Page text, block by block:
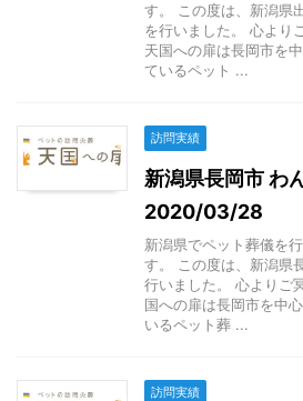
す。 この度は、新潟県
を行いました。 心より
天国への扉は長岡市を
ているペット ...
訪問実績
新潟県長岡市 わ
2020/03/28
新潟県でペット葬儀を
す。 この度は、新潟県
行いました。 心よりご
国への扉は長岡市を中
いるペット葬 ...
訪問実績